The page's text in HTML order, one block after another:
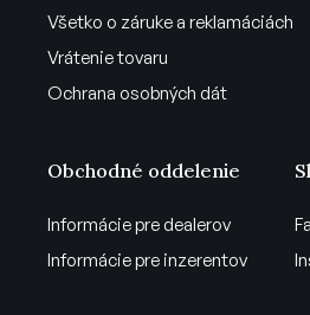
Všetko o záruke a reklamáciách
Vrátenie tovaru
Ochrana osobných dát
Obchodné oddelenie
Informácie pre dealerov
Informácie pre inzerentov